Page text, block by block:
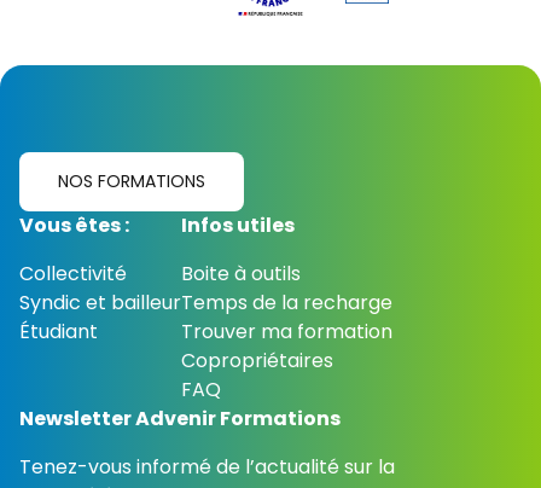
NOS FORMATIONS
Vous êtes :
Collectivité
Syndic et bailleur
Étudiant
Infos utiles
Boite à outils
Temps de la recharge
Trouver ma formation
Copropriétaires
FAQ
Newsletter Advenir Formations
Tenez-vous informé de l’actualité sur la